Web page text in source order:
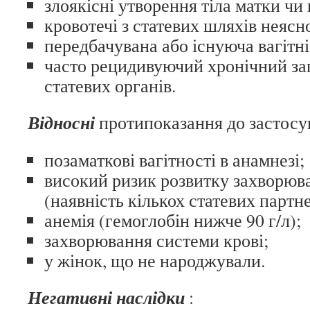
злоякісні утворення тіла матки
кровотечі з статевих шляхів
передбачувана або існуюча
часто рецидивуючий хронічний
статевих органів.
Відносніпротипоказання до
позаматкові вагітності в анамнезі;
високий ризик розвитку
(наявність кількох статевих
анемія (гемоглобін нижче 90 г/л);
захворювання системи крові;
у жінок, що не народжували.
Негативні наслідки :